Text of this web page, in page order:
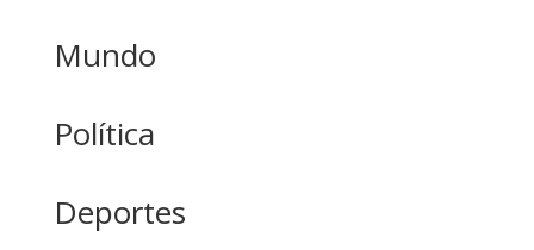
Mundo
Política
Deportes